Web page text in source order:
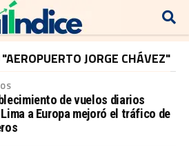
JORGE CHÁVEZ"
de vuelos diarios
a Europa mejoró el tráfico de